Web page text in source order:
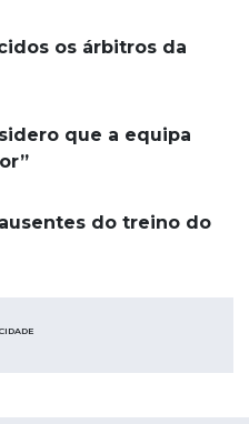
os árbitros da
que a equipa
do treino do